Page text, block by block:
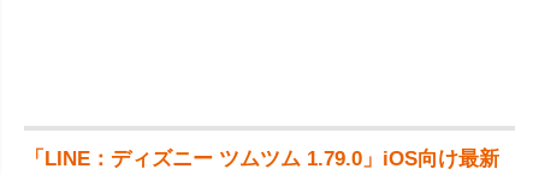
「LINE：ディズニー ツムツム 1.79.0」iOS向け最新